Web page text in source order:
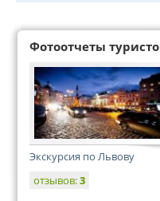
Фотоотчеты
Экскурсия по Львову
отзывов:3